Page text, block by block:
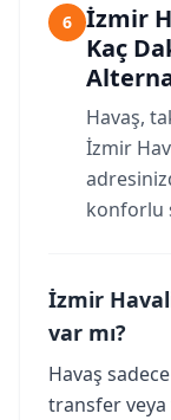
6
İzmir
Kaç
Havaş,
İzmir
konforlu
İzmir
var mı?
Havaş
transfer